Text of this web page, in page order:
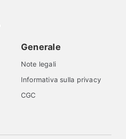
Generale
Note legali
Informativa sulla privacy
CGC